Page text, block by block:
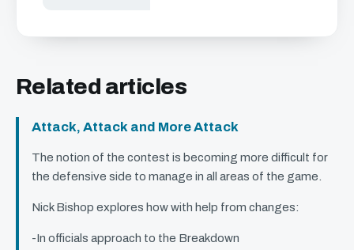
Related articles
Attack, Attack and More Attack
The notion of the contest is becoming more difficult for
the defensive side to manage in all areas of the game.
Nick Bishop explores how with help from changes:
-In officials approach to the Breakdown